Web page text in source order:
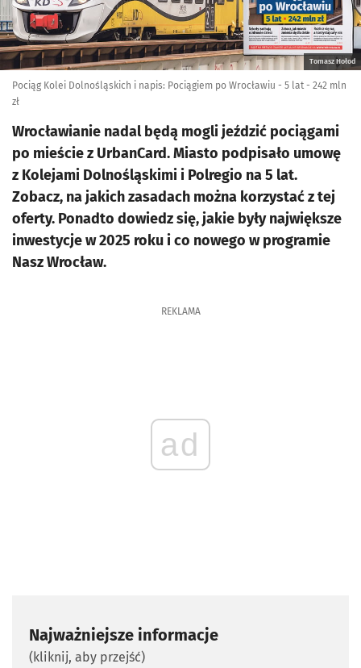
Tomasz Hołod
Pociąg Kolei Dolnośląskich i napis: Pociągiem po Wrocławiu - 5 lat - 242 mln
zł
Wrocławianie nadal będą mogli jeździć pociągami
po mieście z UrbanCard. Miasto podpisało umowę
z Kolejami Dolnośląskimi i Polregio na 5 lat.
Zobacz, na jakich zasadach można korzystać z tej
oferty. Ponadto dowiedz się, jakie były największe
inwestycje w 2025 roku i co nowego w programie
Nasz Wrocław.
REKLAMA
ad
Najważniejsze informacje
(kliknij, aby przejść)